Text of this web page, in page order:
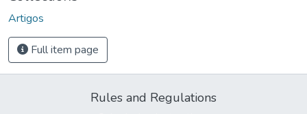
Artigos
Full item page
Rules and Regulations